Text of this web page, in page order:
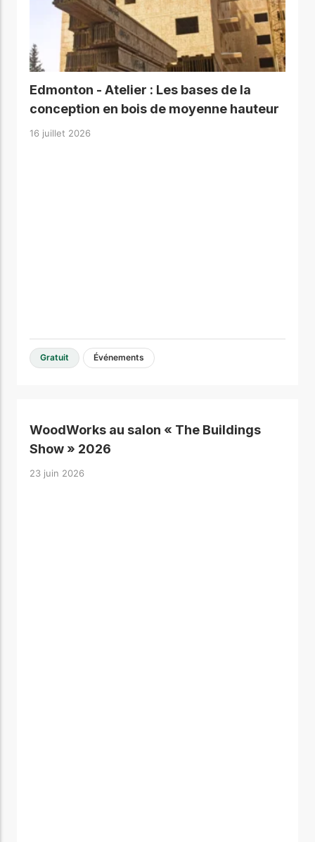
Edmonton - Atelier : Les bases de la
conception en bois de moyenne hauteur
16 juillet 2026
Gratuit Événements
WoodWorks au salon « The Buildings
Show » 2026
23 juin 2026